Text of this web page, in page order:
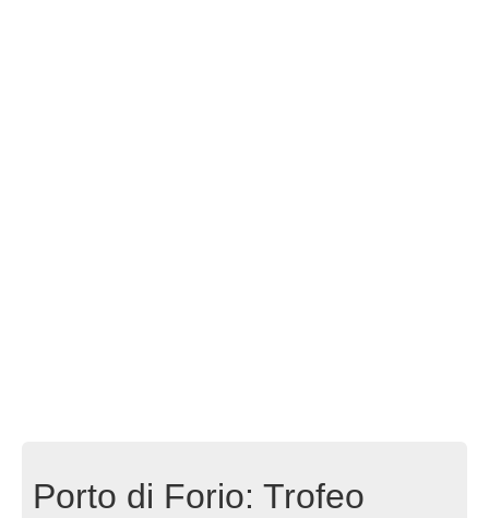
Porto di Forio: Trofeo